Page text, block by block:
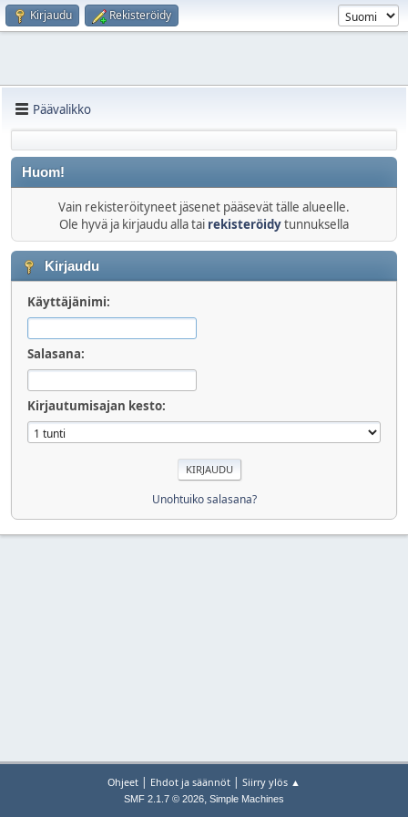
Kirjaudu Rekisteröidy
Päävalikko
Huom!
Vain rekisteröityneet jäsenet pääsevät tälle alueelle.
Ole hyvä ja kirjaudu alla tai rekisteröidytunnuksella
Kirjaudu
Käyttäjänimi:
Salasana:
Kirjautumisajan kesto:
Unohtuiko salasana?
Ohjeet | Ehdot ja säännöt | Siirry ylös ▲
SMF 2.1.7 © 2026, Simple Machines